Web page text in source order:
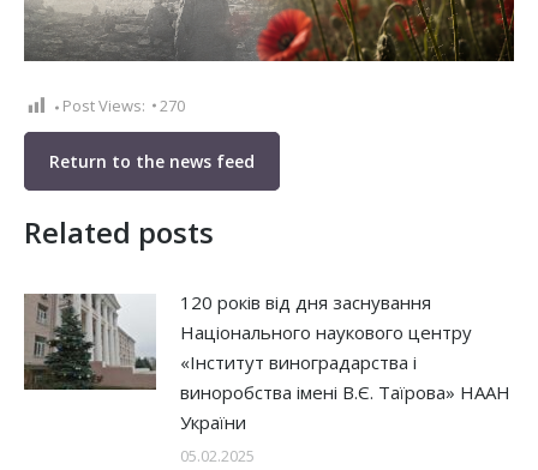
Post Views: 270
Return to the news feed
Related posts
120 років від дня заснування
Національного наукового центру
«Інститут виноградарства і
виноробства імені В.Є. Таїрова» НААН
України
05.02.2025